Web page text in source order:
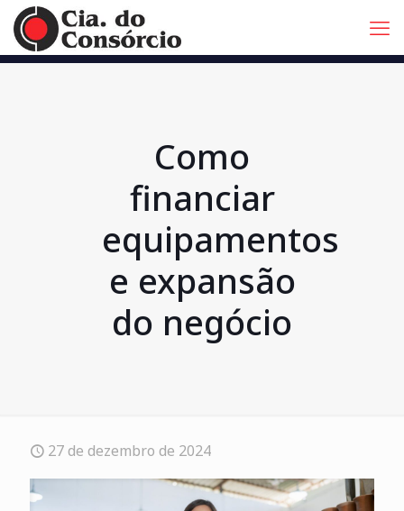
Como
financiar
equipamentos
e expansão
do negócio
27 de dezembro de 2024